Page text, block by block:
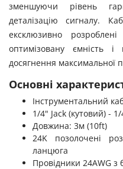
зменшуючи рівень
деталізацію сигналу.
ексклюзивно
оптимізовану ємність
досягнення максимальної
Основні
Інструментальний
1/4" Jack (кутовий) - 1/
Довжина: 3м (10ft)
24K позолочені
ланцюга
Провідники 24AWG з